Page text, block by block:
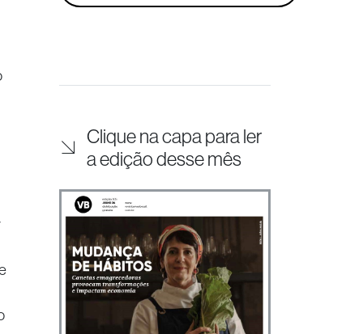
Clique na capa para ler
a edição desse mês